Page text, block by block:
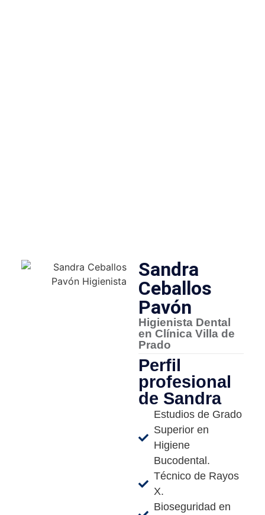
Sandra
Ceballos
Pavón
Higienista Dental
en Clínica Villa de
Prado
Perfil
profesional
de Sandra
Estudios de Grado
Superior en
Higiene
Bucodental.
Técnico de Rayos
X.
Bioseguridad en